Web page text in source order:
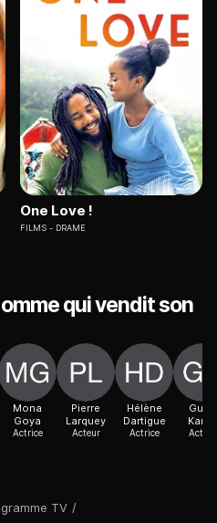
TV /
One Love !
FILMS DRAME
qui vendit son
Mona
Goya
Actrice
Pierre
Larquey
Acteur
Hélène
Dartigue
Actrice
Guita
Karen
Acteur